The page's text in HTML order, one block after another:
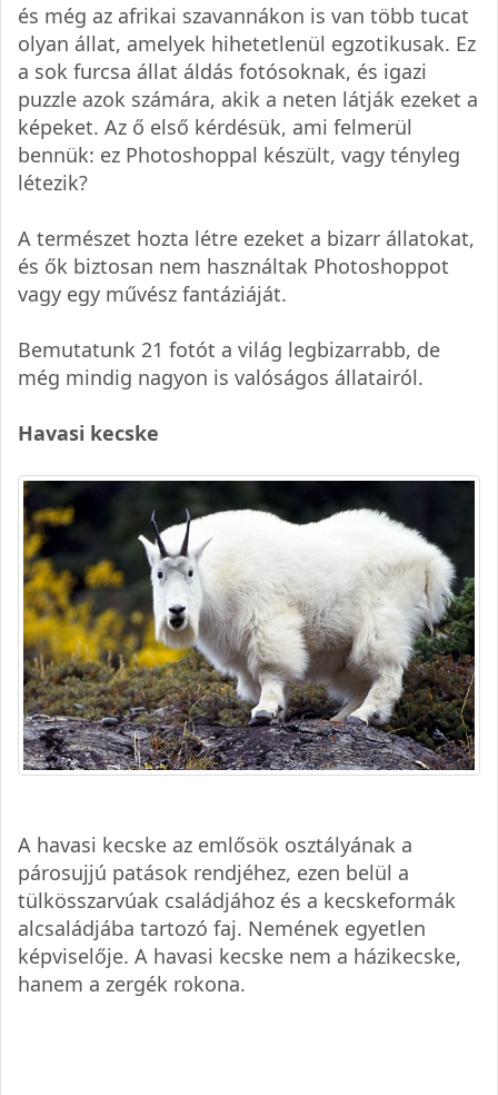
és még az afrikai szavannákon is van több tucat
olyan állat, amelyek hihetetlenül egzotikusak. Ez
a sok furcsa állat áldás fotósoknak, és igazi
puzzle azok számára, akik a neten látják ezeket a
képeket. Az ő első kérdésük, ami felmerül
bennük: ez Photoshoppal készült, vagy tényleg
létezik?
A természet hozta létre ezeket a bizarr állatokat,
és ők biztosan nem használtak Photoshoppot
vagy egy művész fantáziáját.
Bemutatunk 21 fotót a világ legbizarrabb, de
még mindig nagyon is valóságos állatairól.
Havasi kecske
A havasi kecske az emlősök osztályának a
párosujjú patások rendjéhez, ezen belül a
tülkösszarvúak családjához és a kecskeformák
alcsaládjába tartozó faj. Nemének egyetlen
képviselője. A havasi kecske nem a házikecske,
hanem a zergék rokona.